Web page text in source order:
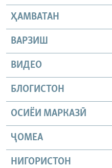
ҲАМВАТАН
ВАРЗИШ
ВИДЕО
БЛОГИСТОН
ОСИЁИ МАРКАЗӢ
ҶОМEА
НИГОРИСТОН